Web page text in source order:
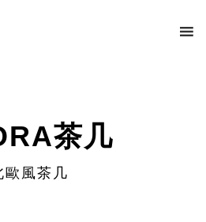
茶几
歐風茶几